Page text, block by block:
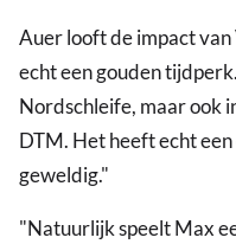
Auer looft de impact
echt een gouden
Nordschleife, maar ook
DTM. Het heeft echt
geweldig."
"Natuurlijk speelt Max